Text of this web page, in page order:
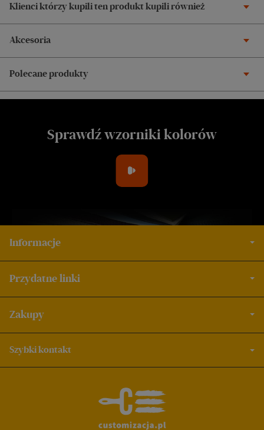
Klienci którzy kupili ten produkt kupili również
Akcesoria
Polecane produkty
Sprawdź wzorniki kolorów
Informacje
Przydatne linki
Zakupy
Szybki kontakt